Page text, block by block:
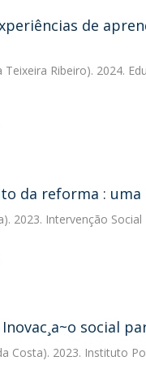
de
Ribeiro). 2024.
da reforma :
2023. Intervenção Social
social
Costa). 2023. Instituto